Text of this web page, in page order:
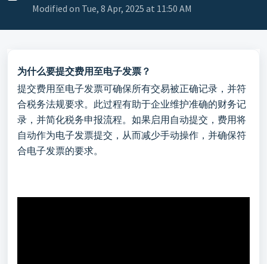
Modified on Tue, 8 Apr, 2025 at 11:50 AM
为什么要提交费用至电子发票？
提交费用至电子发票可确保所有交易被正确记录，并符
合税务法规要求。此过程有助于企业维护准确的财务记
录，并简化税务申报流程。如果启用自动提交，费用将
自动作为电子发票提交，从而减少手动操作，并确保符
合电子发票的要求。